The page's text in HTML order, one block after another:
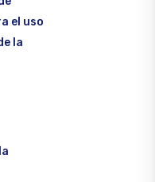
el uso
la